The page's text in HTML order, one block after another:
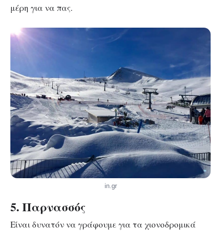
μέρη για να πας.
in.gr
5. Παρνασσός
Είναι δυνατόν να γράφουμε για τα χιονοδρομικά